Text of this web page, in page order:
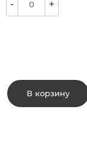
- +
В корзину